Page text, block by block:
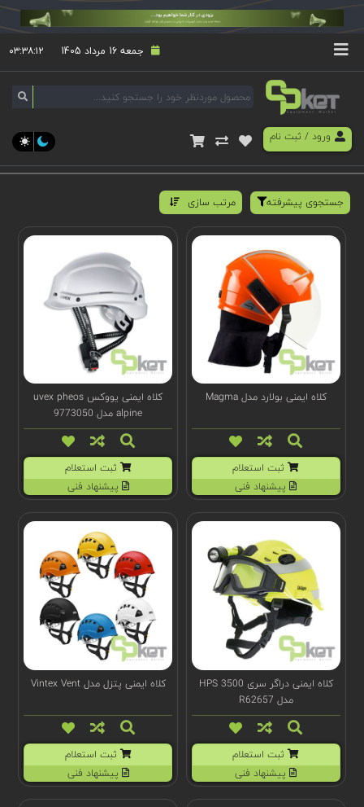
جمعه 16 مرداد 1405 ۰۳:۳۸:۱۲
ورود/ ثبت نام
جستجوی پیشرفته مرتب سازی
کلاه ایمنی بولارد مدل Magma
ثبت استعلام
پیشنهاد فنی
کلاه ایمنی یووکس uvex pheos
alpine مدل 9773050
ثبت استعلام
پیشنهاد فنی
کلاه ایمنی دراگر سری HPS 3500
مدل R62657
ثبت استعلام
پیشنهاد فنی
کلاه ایمنی پتزل مدل Vintex Vent
ثبت استعلام
پیشنهاد فنی